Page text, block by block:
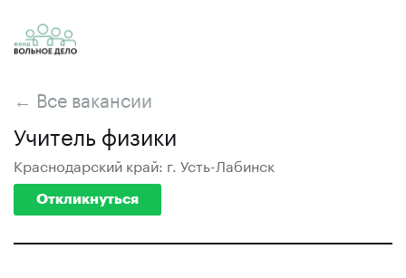
← Все вакансии
Учитель физики
Краснодарский край: г. Усть-Лабинск
Откликнуться